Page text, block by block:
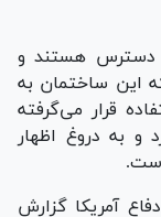
دسترس هستند و
این ساختمان به
قرار می‌گرفته
و به دروغ اظهار
آمریکا گزارش